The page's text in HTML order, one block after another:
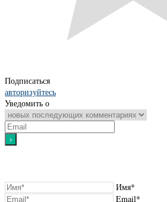
Подписаться
авторизуйтесь
Уведомить о
Имя*
Email*